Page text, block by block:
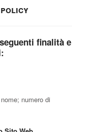
finalità e
numero di